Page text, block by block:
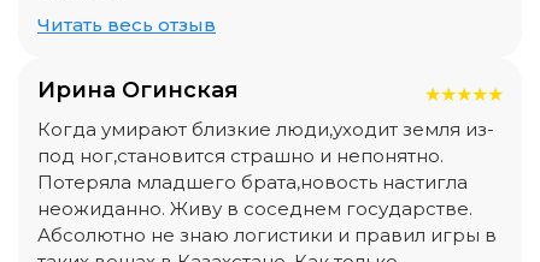
Читать весь отзыв
Ирина Огинская ★★★★★
Когда умирают близкие люди,уходит земля из-
под ног,становится страшно и непонятно.
Потеряла младшего брата,новость настигла
неожиданно. Живу в соседнем государстве.
Абсолютно не знаю логистики и правил игры в